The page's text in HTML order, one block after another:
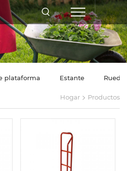
plataforma Estante Rueda
Hogar > Productos